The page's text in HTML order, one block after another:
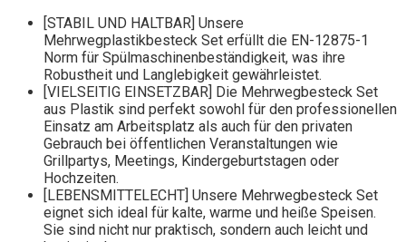
[STABIL UND HALTBAR] Unsere
Mehrwegplastikbesteck Set erfüllt die EN-12875-1
Norm für Spülmaschinenbeständigkeit, was ihre
Robustheit und Langlebigkeit gewährleistet.
[VIELSEITIG EINSETZBAR] Die Mehrwegbesteck Set
aus Plastik sind perfekt sowohl für den professionellen
Einsatz am Arbeitsplatz als auch für den privaten
Gebrauch bei öffentlichen Veranstaltungen wie
Grillpartys, Meetings, Kindergeburtstagen oder
Hochzeiten.
[LEBENSMITTELECHT] Unsere Mehrwegbesteck Set
eignet sich ideal für kalte, warme und heiße Speisen.
Sie sind nicht nur praktisch, sondern auch leicht und